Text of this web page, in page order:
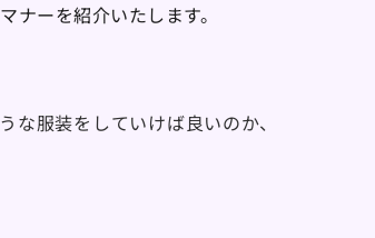
ーを紹介いたします。
服装をしていけば良いのか、